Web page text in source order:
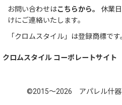
お問い合わせはこちらから。
休業
けにご連絡いたします。
「クロムスタイル」は登録商標です
クロムスタイル コーポレートサイト
©2015～2026 アパレル什